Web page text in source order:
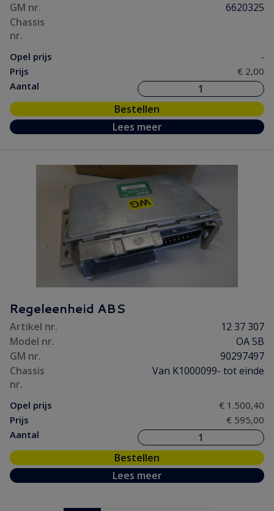
GM nr.
6620325
Chassis
nr.
Opel prijs
-
Prijs
€ 2,00
Aantal
Bestellen
Lees meer
Regeleenheid ABS
Artikel nr.
12 37 307
Model nr.
OA SB
GM nr.
90297497
Chassis
nr.
Van K1000099- tot einde
Opel prijs
€ 1.500,40
Prijs
€ 595,00
Aantal
Bestellen
Lees meer